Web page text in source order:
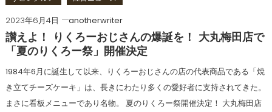
2023年6月4日
anotherwriter
讃えよ！ りくろーおじさんの爆誕を！ 大丸梅田店で
「夏のりくろー祭」開催決定
1984年6月に誕生して以来、りくろーおじさんの店の代表商品である「焼
き立てチーズケーキ」は、長きにわたり多くの愛好者に支持されてきた。
まさに看板メニューであり名物。 夏のりくろー祭開催決定！ 大丸梅田店